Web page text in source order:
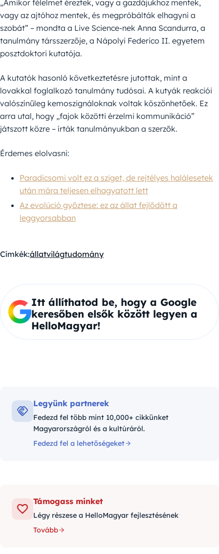
„Amikor félelmet éreztek, vagy a gazdájukhoz mentek,
vagy az ajtóhoz mentek, és megpróbálták elhagyni a
szobát” – mondta a Live Science-nek Anna Scandurra, a
tanulmány társszerzője, a Nápolyi Federico II. egyetem
posztdoktori kutatója.
A kutatók hasonló következtetésre jutottak, mint a
lovakkal foglalkozó tanulmány tudósai. A kutyák reakciói
valószínűleg kemoszignáloknak voltak köszönhetőek. Ez
arra utal, hogy „fajok közötti érzelmi kommunikáció”
játszott közre – írták tanulmányukban a szerzők.
Érdemes elolvasni:
Paradicsomi volt ez a sziget, de rejtélyes halálesetek
után mára teljesen elhagyatott lett
Az evolúció győztese: ez az állat fejlődött a
leggyorsabban
Címkék:állatvilágtudomány
Itt állíthatod be, hogy a Google
keresőben elsők között legyen a
HelloMagyar!
Legyünk partnerek
Fedezd fel több mint 10,000+ cikkünket
Magyarországról és a kultúráról.
Fedezd fel a lehetőségeket
Támogass minket
Légy részese a HelloMagyar fejlesztésének
Tovább